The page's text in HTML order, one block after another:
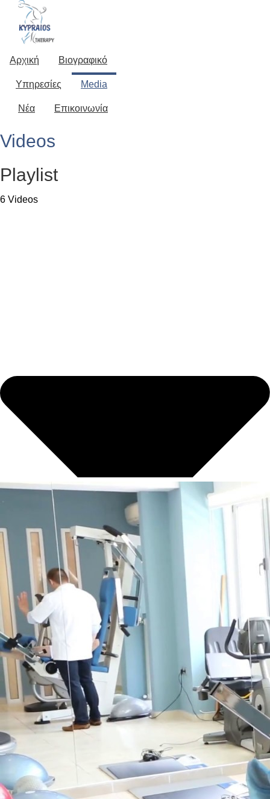
Αρχική Βιογραφικό
Υπηρεσίες Media
Νέα Επικοινωνία
Media
Gallery
Videos
Playlist
6 Videos